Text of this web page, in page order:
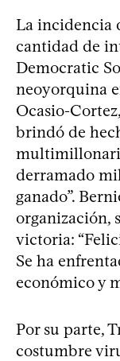
La incidencia
cantidad de
Democratic
neoyorquina
Ocasio-
brindó de
derramado
ganado”.
organización,
victoria:
Se ha
económico y
Por su parte,
costumbre